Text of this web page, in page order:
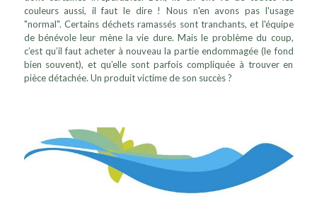
couleurs aussi, il faut le dire ! Nous n'en avons pas l'usage
"normal". Certains déchets ramassés sont tranchants, et l'équipe
de bénévole leur mène la vie dure. Mais le problème du coup,
c’est qu’il faut acheter à nouveau la partie endommagée (le fond
bien souvent), et qu’elle sont parfois compliquée à trouver en
pièce détachée. Un produit victime de son succès ?